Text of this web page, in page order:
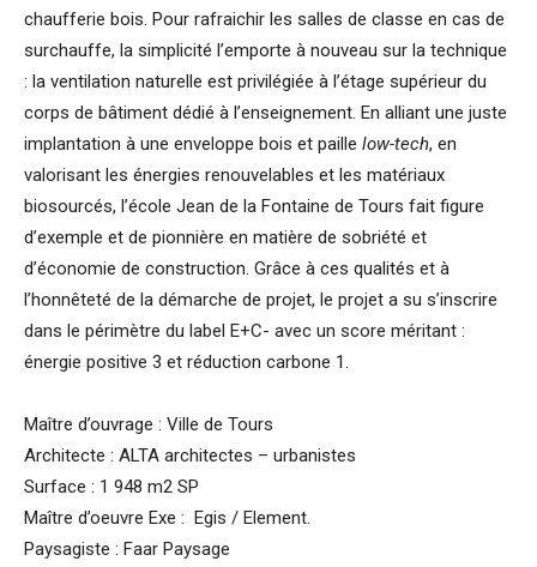
chaufferie bois. Pour rafraichir les salles de classe en cas de
surchauffe, la simplicité l’emporte à nouveau sur la technique
: la ventilation naturelle est privilégiée à l’étage supérieur du
corps de bâtiment dédié à l’enseignement. En alliant une juste
implantation à une enveloppe bois et paille low-tech, en
valorisant les énergies renouvelables et les matériaux
biosourcés, l’école Jean de la Fontaine de Tours fait figure
d’exemple et de pionnière en matière de sobriété et
d’économie de construction. Grâce à ces qualités et à
l’honnêteté de la démarche de projet, le projet a su s’inscrire
dans le périmètre du label E+C- avec un score méritant :
énergie positive 3 et réduction carbone 1.
Maître d’ouvrage : Ville de Tours
Architecte : ALTA architectes – urbanistes
Surface : 1 948 m2 SP
Maître d’oeuvre Exe : Egis / Element.
Paysagiste : Faar Paysage